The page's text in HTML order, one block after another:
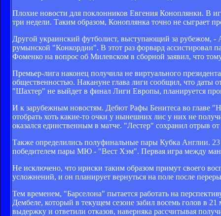
Плохие новости для поклонников Евгения Коноплянки. В
три недели. Таким образом, Коноплянка точно не сыграет
Другой украинский футболист, выступающий за рубежом, -
румынской "Конкордии". В этот раз форвард
Фоменко на вопрос об Милевском в сборной заявил, что
Премьер-лига наконец получила не виртуального
общественностью. Накануне глава лиги сообщил, что даты
"Шахтер" не выйдет в финал Лиги Европы, планируется
И к зарубежным новостям. Дебют Рафы Бенитеса во главе
отобрать хоть какие-то очки у нынешних лис у них не
оказался единственным в матче. "Лестер" сохранил отрыв
Также определились полуфинальные пары Кубка Англии.
победителем пары МЮ - "Вест Хэм". Первая игра между
Не исключено, что ириски таким образом примут своего
усложнений, и он планирует вернуться на поле после
Тем временем, "Барселона" пытается работать на
Дембеле, который в текущем сезоне забил восемь голов в
выдержку и ответили отказов, наверняка рассчитывая